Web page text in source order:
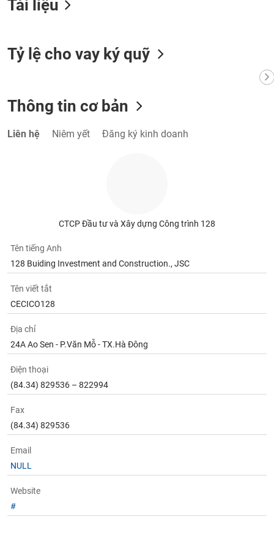
Tài liệu
Tỷ lệ cho vay ký quỹ
Thông tin cơ bản
Liên hệ Niêm yết Đăng ký kinh doanh
CTCP Đầu tư và Xây dựng Công trình 128
Tên tiếng Anh
128 Buiding Investment and Construction., JSC
Tên viết tắt
CECICO128
Địa chỉ
24A Ao Sen - P.Văn Mỗ - TX.Hà Đông
Điện thoại
(84.34) 829536 – 822994
Fax
(84.34) 829536
Email
NULL
Website
#
Tất cả Cổ phiếu
đạo
(-)
Cổ đông lớn
Tin
(-)
Báo
cáo
tích
(-)
ngữ
(-)
Dịch
vụ
(-)
Đào
tạo